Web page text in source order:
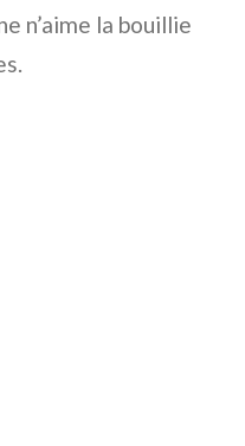
n’aime la bouillie